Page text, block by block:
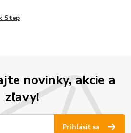
Step
novinky, akcie a
zľavy!
Prihlásiť sa